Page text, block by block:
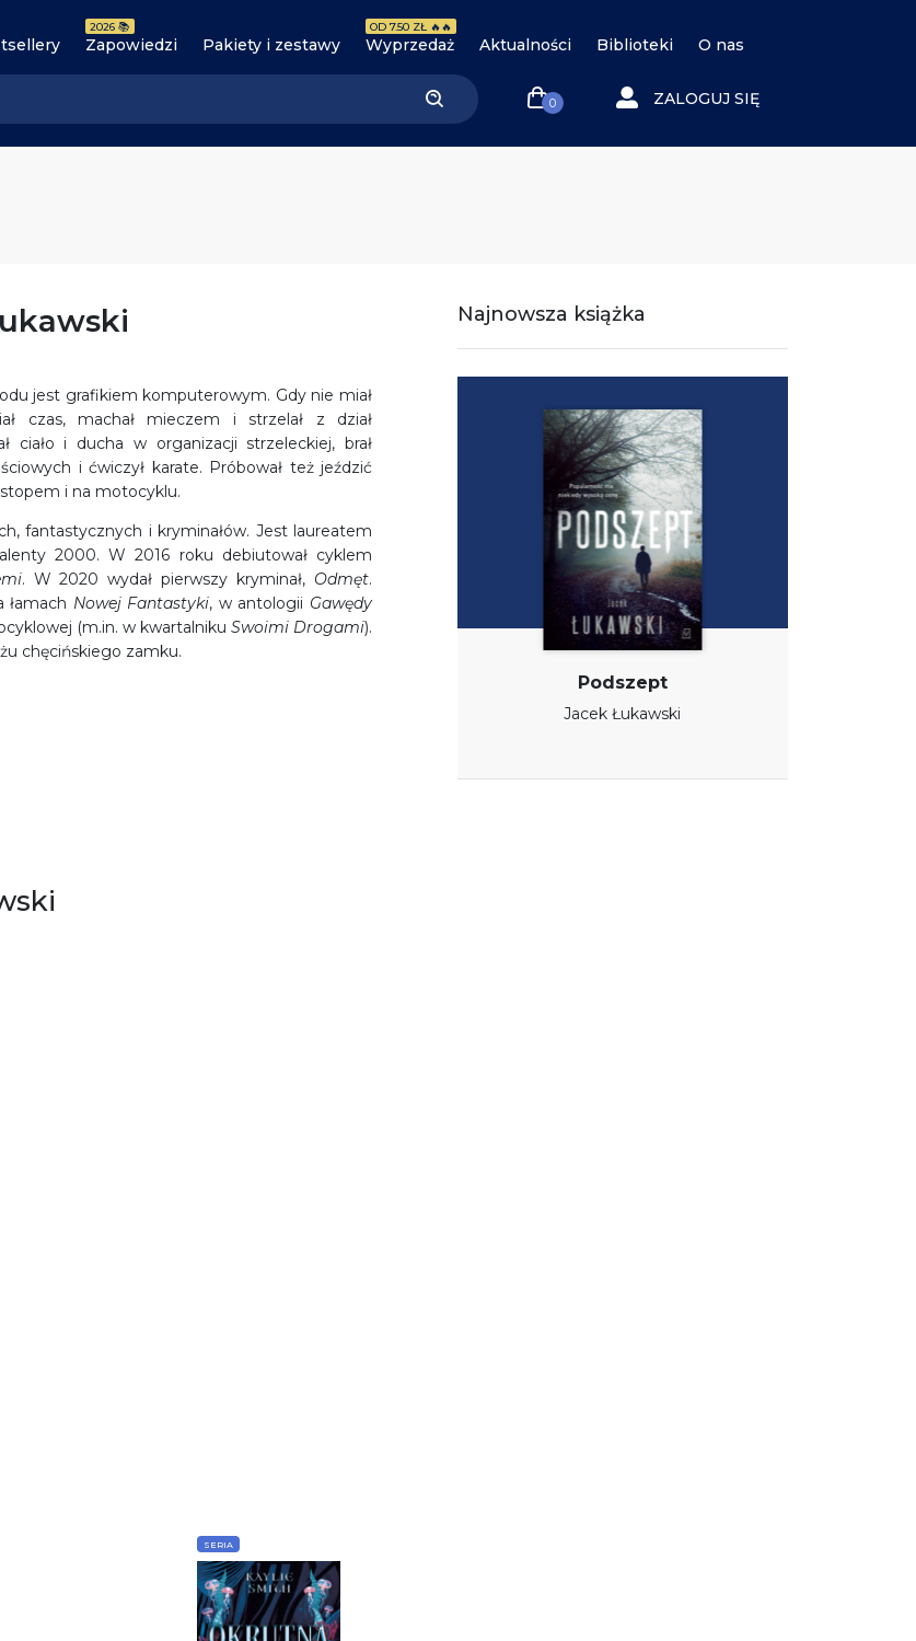
Zapowiedzi
2026 📚
Pakiety i zestawy Wyprzedaż
OD 7.50 ZŁ 🔥🔥
Aktualności Biblioteki O nas
0 ZALOGUJ SIĘ
jest grafikiem komputerowym. Gdy nie miał
czas, machał mieczem i strzelał z dział
ciało i ducha w organizacji strzeleckiej, brał
i ćwiczył karate. Próbował też jeździć
i na motocyklu.
fantastycznych i kryminałów. Jest laureatem
2000. W 2016 roku debiutował cyklem
. W 2020 wydał pierwszy kryminał, Odmęt.
łamach Nowej Fantastyki, w antologii Gawędy
(m.in. w kwartalniku Swoimi Drogami).
chęcińskiego zamku.
Najnowsza książka
Podszept
Jacek Łukawski
SERIA